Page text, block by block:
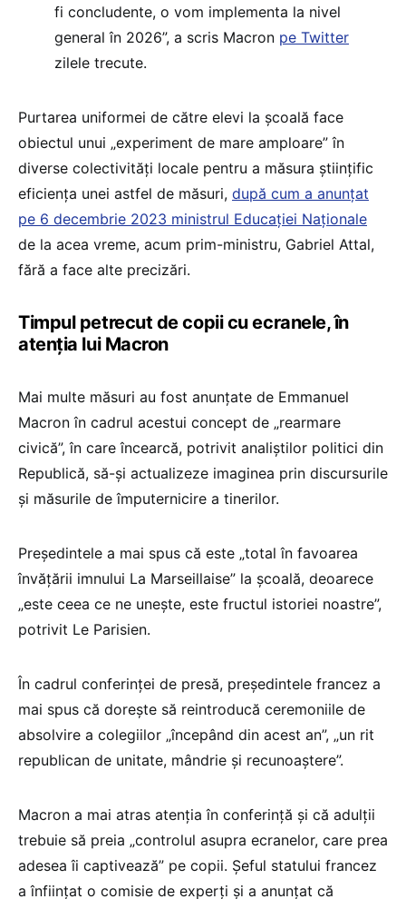
fi concludente, o vom implementa la nivel
general în 2026”, a scris Macron pe Twitter
zilele trecute.
Purtarea uniformei de către elevi la școală face
obiectul unui „experiment de mare amploare” în
diverse colectivități locale pentru a măsura științific
eficiența unei astfel de măsuri, după cum a anunțat
pe 6 decembrie 2023 ministrul Educației Naționale
de la acea vreme, acum prim-ministru, Gabriel Attal,
fără a face alte precizări.
Timpul petrecut de copii cu ecranele, în
atenția lui Macron
Mai multe măsuri au fost anunțate de Emmanuel
Macron în cadrul acestui concept de „rearmare
civică”, în care încearcă, potrivit analiștilor politici din
Republică, să-și actualizeze imaginea prin discursurile
și măsurile de împuternicire a tinerilor.
Președintele a mai spus că este „total în favoarea
învățării imnului La Marseillaise” la școală, deoarece
„este ceea ce ne unește, este fructul istoriei noastre”,
potrivit Le Parisien.
În cadrul conferinței de presă, președintele francez a
mai spus că dorește să reintroducă ceremoniile de
absolvire a colegiilor „începând din acest an”, „un rit
republican de unitate, mândrie și recunoaștere”.
Macron a mai atras atenția în conferință și că adulții
trebuie să preia „controlul asupra ecranelor, care prea
adesea îi captivează” pe copii. Șeful statului francez
a înființat o comisie de experți și a anunțat că